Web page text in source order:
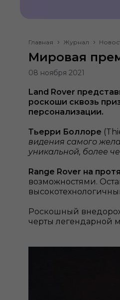
Главная Журнал
Мировая
08 ноября 2021
Land Rover
роскоши сквозь
персонализации.
Тьерри Боллоре
видения самого
уникальной, более
Range Rover на
возможностями.
Роскошный
черты легендарной